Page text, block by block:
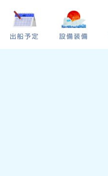
出船予定 設備装備